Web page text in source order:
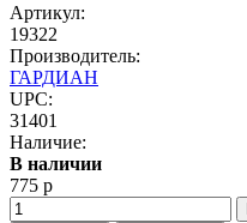
Артикул:
19322
Производитель:
ГАРДИАН
UPC:
31401
Наличие:
В наличии
775 р